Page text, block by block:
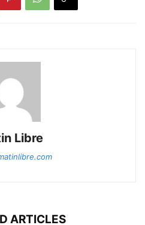
Libre
ARTICLES